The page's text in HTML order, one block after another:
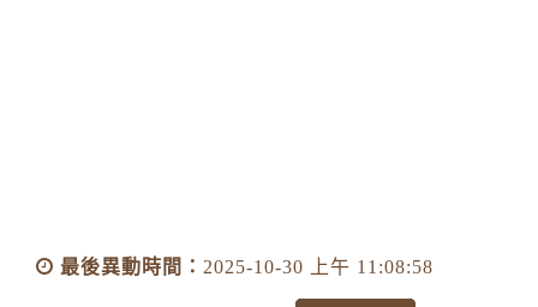
最後異動時間： 2025-10-30 上午 11:08:58